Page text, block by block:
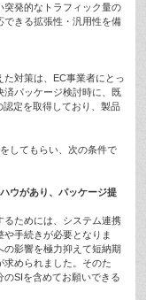
突発的なトラフィック量の
できる拡張性・汎用性を備
対策は、EC事業者にとっ
済パッケージ検討時に、既
定を取得しており、製品
してもらい、次の条件で
ウがあり、パッケージ提
るためには、システム連携
手続きが必要となりま
影響を極力抑えて短納期
求められました。そのた
SIを含めてお願いできる